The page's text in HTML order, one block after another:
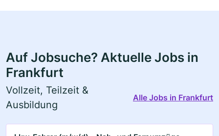
Auf Jobsuche? Aktuelle Jobs in
Frankfurt
Vollzeit, Teilzeit &
Ausbildung
Alle Jobs in Frankfurt